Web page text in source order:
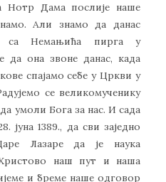
Нотр Дама послије наше
Али знамо да данас
са Немањића пирга у
да она звоне данас, када
спајамо себе у Цркви у
се великомученику
умоли Бога за нас. И сада
јуна 1389., да сви заједно
Лазаре да је наука
наш пут и наша
и бреме наше одговор